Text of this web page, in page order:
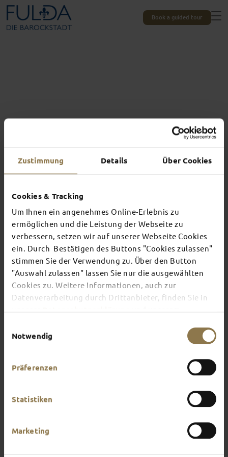
Zustimmung Details Über Cookies
Cookies & Tracking
Um Ihnen ein angenehmes Online-Erlebnis zu
ermöglichen und die Leistung der Webseite zu
verbessern, setzen wir auf unserer Webseite Cookies
ein. Durch Bestätigen des Buttons "Cookies zulassen"
stimmen Sie der Verwendung zu. Über den Button
"Auswahl zulassen" lassen Sie nur die ausgewählten
Cookies zu. Weitere Informationen, auch zur
Datenverarbeitung durch Drittanbieter, finden Sie in
Notwendig
Präferenzen
Statistiken
Marketing
Book a guided tour
EXPLORE FULDA
ON YOUR OWN
Individual travellers tend to like an adventure.
You do too? Turn your trip to Fulda into a mini
expedition and explore the city on your own. You
can organise your stay to suit your mood and your
own personal preferences. Adventure awaits